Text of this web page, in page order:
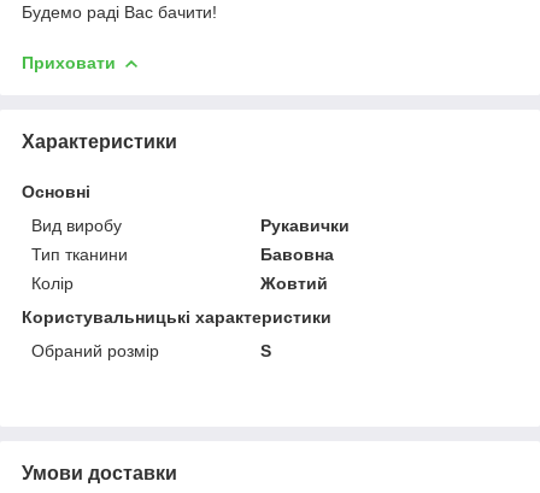
Будемо раді Вас бачити!
Приховати
Характеристики
Основні
Вид виробу
Рукавички
Тип тканини
Бавовна
Колір
Жовтий
Користувальницькі характеристики
Обраний розмір
S
Умови доставки